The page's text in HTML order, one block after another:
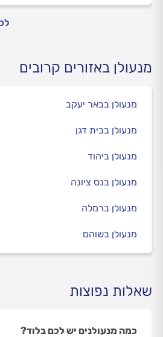
מנעולן באזורים קרובים
מנעולן בבאר יעקב
מנעולן בבית דגן
מנעולן ביהוד
מנעולן בנס ציונה
מנעולן ברמלה
מנעולן בשוהם
שאלות נפוצות
כמה מנעולנים יש לכם בלוד?